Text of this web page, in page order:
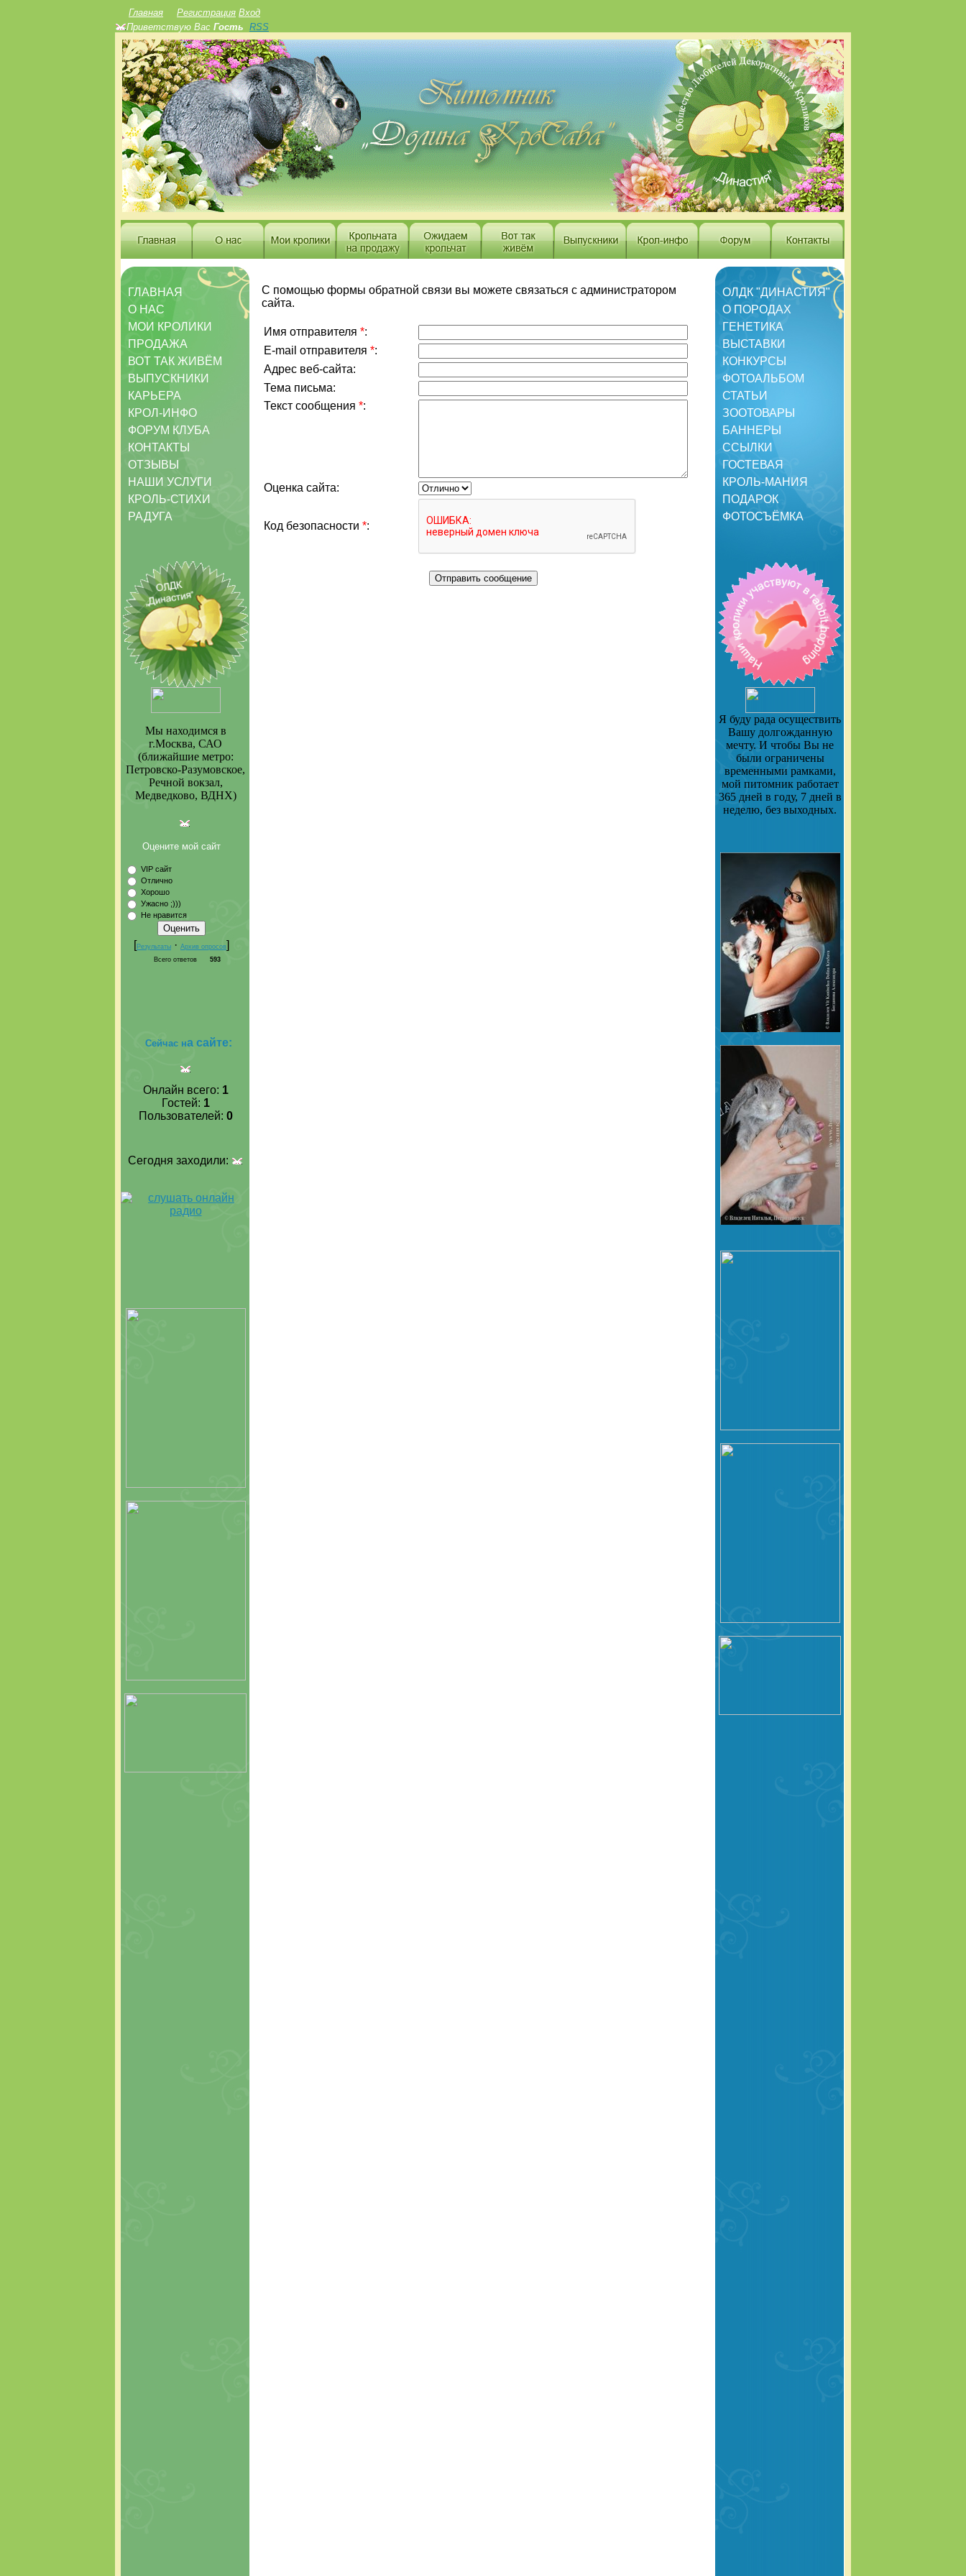
Главная Регистрация Вход
Приветствую Вас Гость RSS
ГЛАВНАЯ
О НАС
МОИ КРОЛИКИ
ПРОДАЖА
ВОТ ТАК ЖИВЁМ
ВЫПУСКНИКИ
КАРЬЕРА
КРОЛ-ИНФО
ФОРУМ КЛУБА
КОНТАКТЫ
ОТЗЫВЫ
НАШИ УСЛУГИ
КРОЛЬ-СТИХИ
РАДУГА
Мы находимся в
г.Москва, САО
(ближайшие метро:
Петровско-Разумовское,
Речной вокзал,
Медведково, ВДНХ)
Оцените мой сайт
VIP сайт
Отлично
Хорошо
Ужасно ;)))
Не нравится
[Результаты · Архив опросов]
Всего ответов 593
Сейчас на сайте:
Онлайн всего: 1
Гостей: 1
Пользователей: 0
Сегодня заходили:
С помощью формы обратной связи вы можете связаться с администратором
сайта.
Имя отправителя *:
E-mail отправителя *:
Адрес веб-сайта:
Тема письма:
Текст сообщения *:
Оценка сайта:
Код безопасности *:
ОЛДК "ДИНАСТИЯ"
О ПОРОДАХ
ГЕНЕТИКА
ВЫСТАВКИ
КОНКУРСЫ
ФОТОАЛЬБОМ
СТАТЬИ
ЗООТОВАРЫ
БАННЕРЫ
ССЫЛКИ
ГОСТЕВАЯ
КРОЛЬ-МАНИЯ
ПОДАРОК
ФОТОСЪЁМКА
Я буду рада осуществить
Вашу долгожданную
мечту. И чтобы Вы не
были ограничены
временными рамками,
мой питомник работает
365 дней в году, 7 дней в
неделю, без выходных.